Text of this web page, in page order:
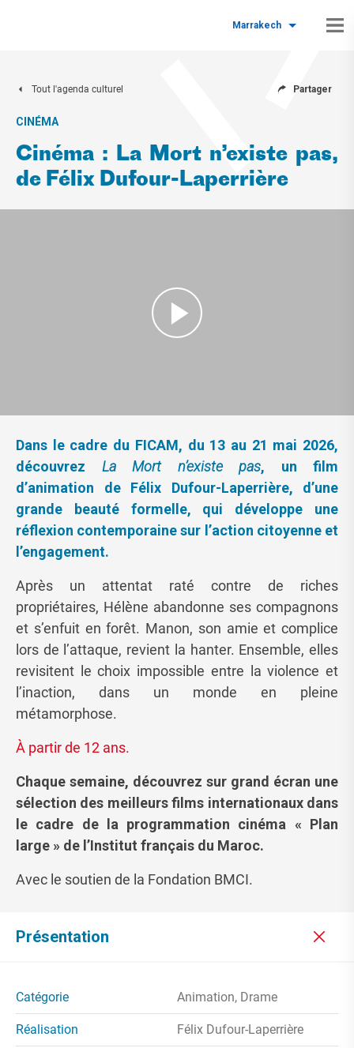
Marrakech
Tout l'agenda culturel Partager
CINÉMA
Cinéma : La Mort n’existe pas,
de Félix Dufour-Laperrière
Dans le cadre du FICAM, du 13 au 21 mai 2026,
découvrez La Mort n’existe pas, un film
d’animation de Félix Dufour-Laperrière, d’une
grande beauté formelle, qui développe une
réflexion contemporaine sur l’action citoyenne et
l’engagement.
Après un attentat raté contre de riches
propriétaires, Hélène abandonne ses compagnons
et s’enfuit en forêt. Manon, son amie et complice
lors de l’attaque, revient la hanter. Ensemble, elles
revisitent le choix impossible entre la violence et
l’inaction, dans un monde en pleine
métamorphose.
À partir de 12 ans.
Chaque semaine, découvrez sur grand écran une
sélection des meilleurs films internationaux dans
le cadre de la programmation cinéma « Plan
large » de l’Institut français du Maroc.
Avec le soutien de la Fondation BMCI.
Présentation
Catégorie Animation, Drame
Réalisation Félix Dufour-Laperrière